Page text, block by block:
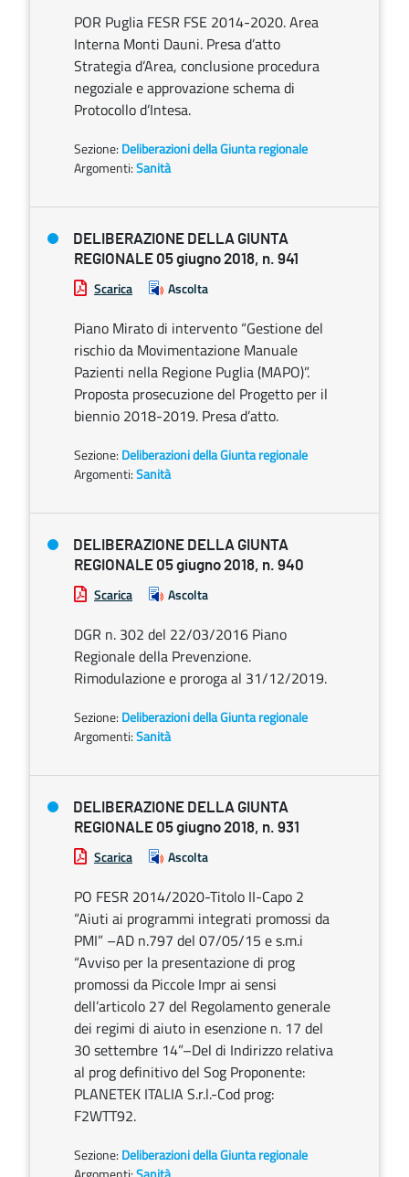
POR Puglia FESR FSE 2014-2020. Area
Interna Monti Dauni. Presa d’atto
Strategia d’Area, conclusione procedura
negoziale e approvazione schema di
Protocollo d’Intesa.
Sezione: Deliberazioni della Giunta regionale
Argomenti:Sanità
DELIBERAZIONE DELLA GIUNTA
REGIONALE 05 giugno 2018, n. 941
Scarica Ascolta
Piano Mirato di intervento “Gestione del
rischio da Movimentazione Manuale
Pazienti nella Regione Puglia (MAPO)”.
Proposta prosecuzione del Progetto per il
biennio 2018-2019. Presa d’atto.
Sezione: Deliberazioni della Giunta regionale
Argomenti:Sanità
DELIBERAZIONE DELLA GIUNTA
REGIONALE 05 giugno 2018, n. 940
Scarica Ascolta
DGR n. 302 del 22/03/2016 Piano
Regionale della Prevenzione.
Rimodulazione e proroga al 31/12/2019.
Sezione: Deliberazioni della Giunta regionale
Argomenti:Sanità
DELIBERAZIONE DELLA GIUNTA
REGIONALE 05 giugno 2018, n. 931
Scarica Ascolta
PO FESR 2014/2020-Titolo II-Capo 2
“Aiuti ai programmi integrati promossi da
PMI” –AD n.797 del 07/05/15 e s.m.i
“Avviso per la presentazione di prog
promossi da Piccole Impr ai sensi
dell’articolo 27 del Regolamento generale
dei regimi di aiuto in esenzione n. 17 del
30 settembre 14”–Del di Indirizzo relativa
al prog definitivo del Sog Proponente:
PLANETEK ITALIA S.r.l.-Cod prog:
F2WTT92.
Sezione: Deliberazioni della Giunta regionale